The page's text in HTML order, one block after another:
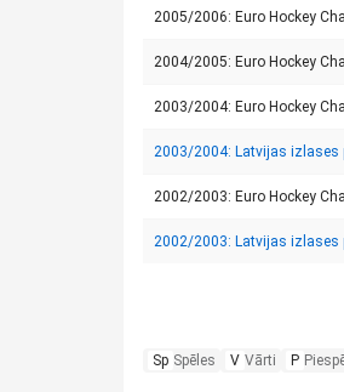
2005/2006: Euro Hockey
2004/2005: Euro Hockey
2003/2004: Euro Hockey
2003/2004: Latvijas izlases
2002/2003: Euro Hockey
2002/2003: Latvijas izlases
Sp Spēles V Vārti P